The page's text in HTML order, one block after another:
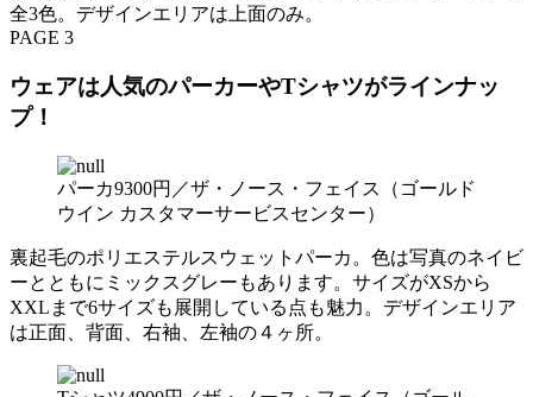
全3色。デザインエリアは上面のみ。
PAGE 3
ウェアは人気のパーカーやTシャツがラインナッ
プ！
パーカ9300円／ザ・ノース・フェイス（ゴールド
ウイン カスタマーサービスセンター）
裏起毛のポリエステルスウェットパーカ。色は写真のネイビ
ーとともにミックスグレーもあります。サイズがXSから
XXLまで6サイズも展開している点も魅力。デザインエリア
は正面、背面、右袖、左袖の４ヶ所。